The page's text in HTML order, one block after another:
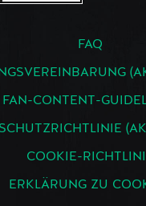
FAQ
FAN-CONTENT-
COOKIE-
ERKLÄRUNG ZU